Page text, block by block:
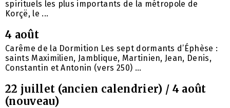
spirituels les plus importants de la métropole de
Korçë, le ...
4 août
Carême de la Dormition Les sept dormants d’Éphèse :
saints Maximilien, Jamblique, Martinien, Jean, Denis,
Constantin et Antonin (vers 250) ...
22 juillet (ancien calendrier) / 4 août
(nouveau)